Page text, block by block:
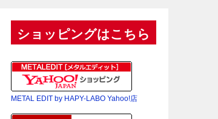
ショッピングはこちら
METAL EDIT by HAPY-LABO Yahoo!店